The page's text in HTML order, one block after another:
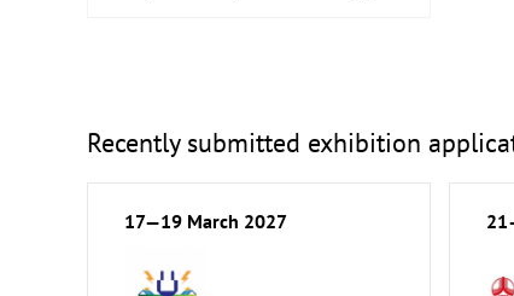
Hotel and Catering, Shop Fittings
Laboratory Technology,
Biotechnology
Recently submitted exhibition
17—19 March 2027